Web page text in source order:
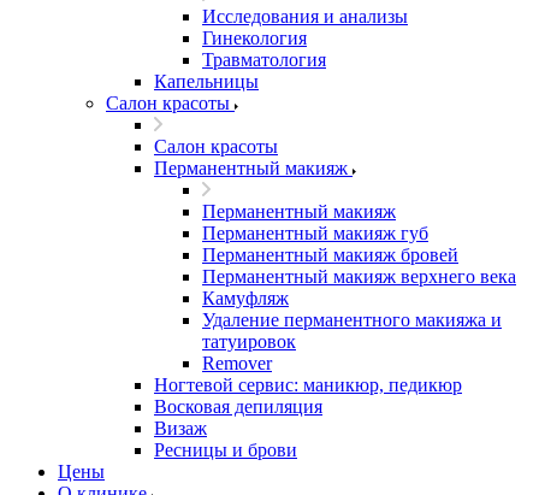
Исследования и анализы
Гинекология
Травматология
Капельницы
Салон красоты
Салон красоты
Перманентный макияж
Перманентный макияж
Перманентный макияж губ
Перманентный макияж бровей
Перманентный макияж верхнего века
Камуфляж
Удаление перманентного макияжа и
татуировок
Remover
Ногтевой сервис: маникюр, педикюр
Восковая депиляция
Визаж
Ресницы и брови
Цены